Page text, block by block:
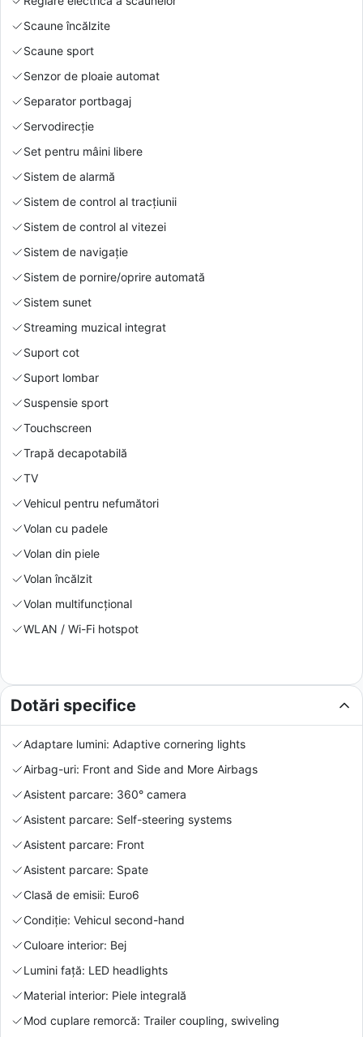
Scaune încălzite
Scaune sport
Senzor de ploaie automat
Separator portbagaj
Servodirecție
Set pentru mâini libere
Sistem de alarmă
Sistem de control al tracțiunii
Sistem de control al vitezei
Sistem de navigație
Sistem de pornire/oprire automată
Sistem sunet
Streaming muzical integrat
Suport cot
Suport lombar
Suspensie sport
Touchscreen
Trapă decapotabilă
TV
Vehicul pentru nefumători
Volan cu padele
Volan din piele
Volan încălzit
Volan multifuncțional
WLAN / Wi-Fi hotspot
Dotări specifice
Adaptare lumini: Adaptive cornering lights
Airbag-uri: Front and Side and More Airbags
Asistent parcare: 360° camera
Asistent parcare: Self-steering systems
Asistent parcare: Front
Asistent parcare: Spate
Clasă de emisii: Euro6
Condiție: Vehicul second-hand
Culoare interior: Bej
Lumini față: LED headlights
Material interior: Piele integrală
Mod cuplare remorcă: Trailer coupling, swiveling